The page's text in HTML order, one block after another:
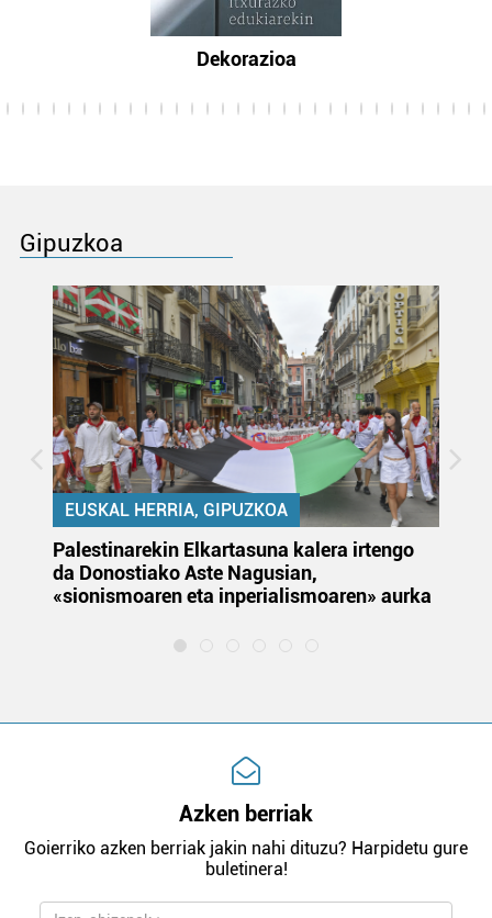
Dekorazioa
Gipuzkoa
EUSKAL HERRIA, GIPUZKOA
Palestinarekin Elkartasuna kalera irtengo
da Donostiako Aste Nagusian,
«sionismoaren eta inperialismoaren» aurka
Azken berriak
Goierriko azken berriak jakin nahi dituzu? Harpidetu gure
buletinera!